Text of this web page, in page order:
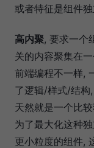
或者特征是组件
高内聚, 要求一个
关的内容聚集在
前端编程不一样,
了逻辑/样式/结构
天然就是一个比
为了最大化这种
更小粒度的组件,